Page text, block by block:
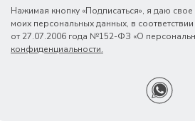
Нажимая кнопку «Подписаться», я даю
моих персональных данных, в
от 27.07.2006 года №152-ФЗ «О
конфиденциальности.